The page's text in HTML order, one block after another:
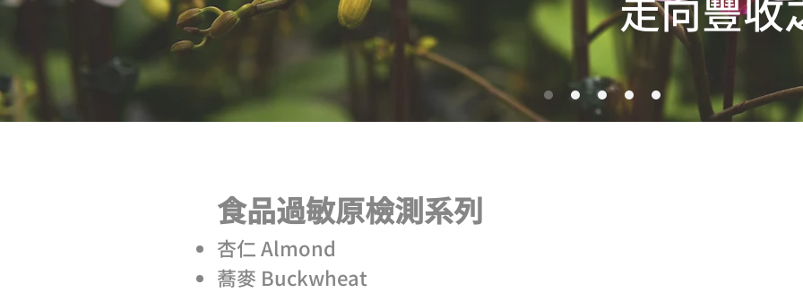
走向豐收
食品過敏原檢測系列​​
杏仁 Almond
蕎麥 Buckwheat